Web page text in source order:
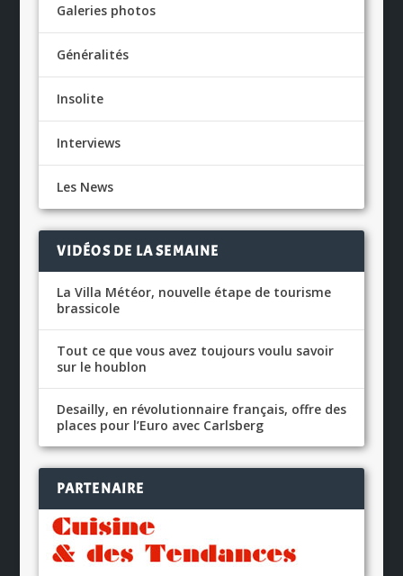
Galeries photos
Généralités
Insolite
Interviews
Les News
VIDÉOS DE LA SEMAINE
La Villa Météor, nouvelle étape de tourisme
brassicole
Tout ce que vous avez toujours voulu savoir
sur le houblon
Desailly, en révolutionnaire français, offre des
places pour l’Euro avec Carlsberg
PARTENAIRE